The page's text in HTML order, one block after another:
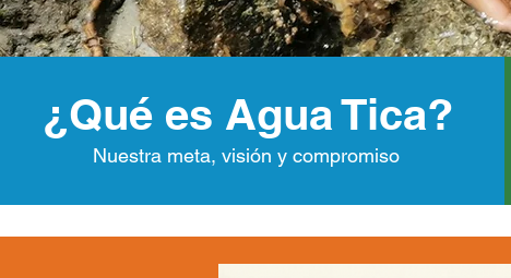
¿Qué es Agua Tica?
Nuestra meta, visión y compromiso